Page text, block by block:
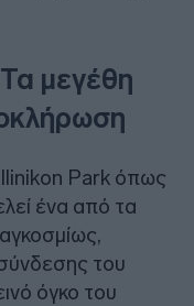
μεγέθη
Park όπως
ένα από τα
του
όγκο του